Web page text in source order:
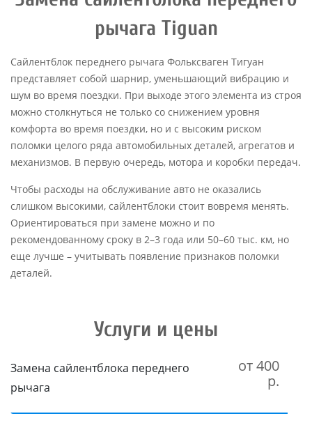
рычага Tiguan
Сайлентблок переднего рычага Фольксваген Тигуан
представляет собой шарнир, уменьшающий вибрацию и
шум во время поездки. При выходе этого элемента из строя
можно столкнуться не только со снижением уровня
комфорта во время поездки, но и с высоким риском
поломки целого ряда автомобильных деталей, агрегатов и
механизмов. В первую очередь, мотора и коробки передач.
Чтобы расходы на обслуживание авто не оказались
слишком высокими, сайлентблоки стоит вовремя менять.
Ориентироваться при замене можно и по
рекомендованному сроку в 2–3 года или 50–60 тыс. км, но
еще лучше – учитывать появление признаков поломки
деталей.
Услуги и цены
Замена сайлентблока переднего
рычага
от 400
р.